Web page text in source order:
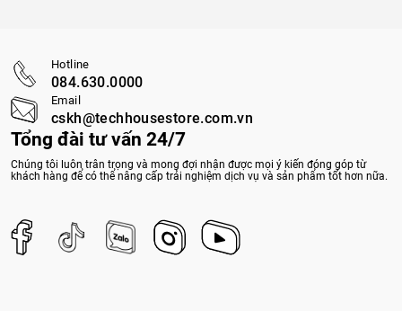
Tổng đài tư vấn 24/7
Chúng tôi luôn trân trọng và mong đợi nhận được mọi ý kiến đóng góp từ
khách hàng để có thể nâng cấp trải nghiệm dịch vụ và sản phẩm tốt hơn nữa.
Hotline
084.630.0000
Email
cskh@techhousestore.com.vn